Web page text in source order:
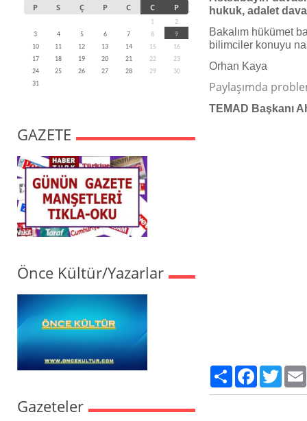
P S Ç P C C P
1
2
3
4 5 6 7 8
9
10
11 12 13 14 15
16
17
18 19 20 21 22
23
24
25 26 27 28 29
30
31
GAZETE
Önce Kültür/Yazarlar
Gazeteler
hukuk, adalet
Bakalım hükümet
bilimciler konuyu
Orhan Kaya
Paylaşımda
TEMAD Başkanı
Paylaş Facebook